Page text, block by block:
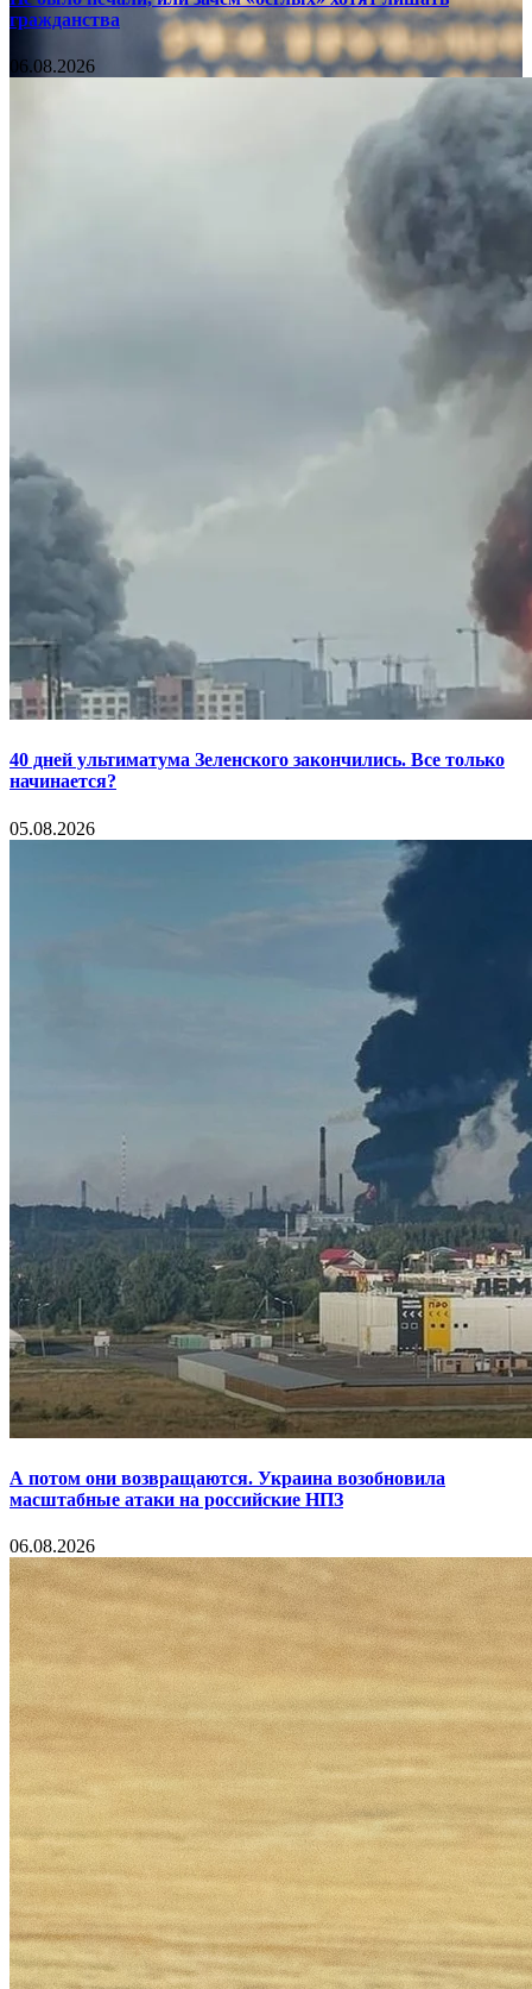
гражданства
06.08.2026
40 дней ультиматума Зеленского закончились. Все только
начинается?
05.08.2026
А потом они возвращаются. Украина возобновила
масштабные атаки на российские НПЗ
06.08.2026